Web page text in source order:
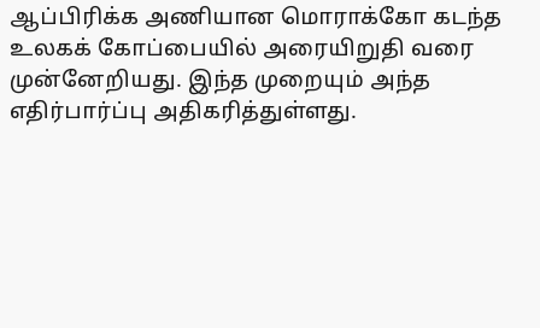
ஆப்பிரிக்க அணியான மொராக்கோ கடந்த
உலகக் கோப்பையில் அரையிறுதி வரை
முன்னேறியது. இந்த முறையும் அந்த
எதிர்பார்ப்பு அதிகரித்துள்ளது.